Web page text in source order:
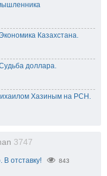
Казахстана.
доллара.
Хазиным на РСН.
3747
отставку! 843